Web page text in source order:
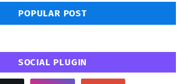
POPULAR POST
SOCIAL PLUGIN